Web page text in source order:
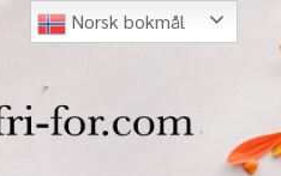
Norsk bokmål